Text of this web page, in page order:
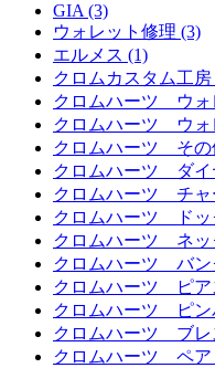
GIA (3)
ウォレット修理 (3)
エルメス (1)
クロムカスタム工房
クロムハーツ ウォ
クロムハーツ ウォ
クロムハーツ その
クロムハーツ ダイ
クロムハーツ チャ
クロムハーツ ドッ
クロムハーツ ネッ
クロムハーツ バン
クロムハーツ ピア
クロムハーツ ピン
クロムハーツ ブレ
クロムハーツ ペア